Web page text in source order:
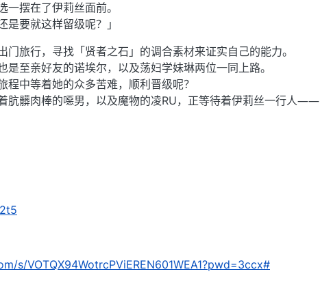
一摆在了伊莉丝面前。
是要就这样留级呢？」
门旅行，寻找「贤者之石」的调合素材来证实自己的能力。
是至亲好友的诺埃尔，以及荡妇学妹琳两位一同上路。
程中等着她的众多苦难，顺利晋级呢？
肮髒肉棒的噁男，以及魔物的凌RU，正等待着伊莉丝一行人――
s/VOTQX94WotrcPViEREN601WEA1?pwd=3ccx#